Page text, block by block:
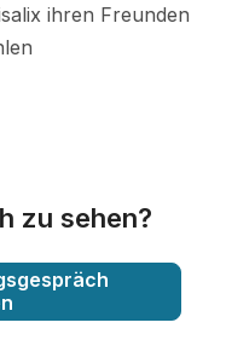
ihren Freunden
zu sehen?